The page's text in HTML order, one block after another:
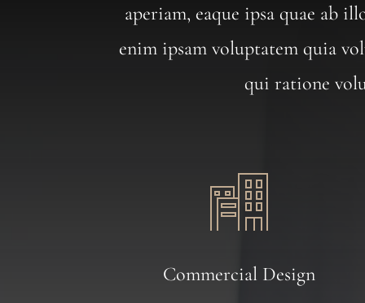
aperiam, eaque ipsa quae ab
enim ipsam voluptatem quia
qui ratione
Commercial Design